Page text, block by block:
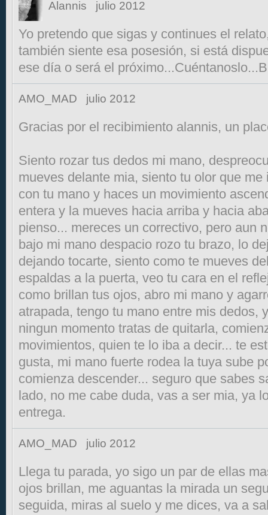
Alannis julio 2012
Yo pretendo que sigas y continues el
también siente esa posesión, si está
ese día o será el
AMO_MAD julio 2012
Gracias por el recibimiento alannis, un
Siento rozar tus dedos mi mano,
mueves delante mia, siento tu olor que
con tu mano y haces un movimiento
entera y la mueves hacia arriba y hacia
pienso... mereces un correctivo, pero aun
bajo mi mano despacio rozo tu brazo, lo
dejando tocarte, siento como te mueves
espaldas a la puerta, veo tu cara en el
como brillan tus ojos, abro mi mano y
atrapada, tengo tu mano entre mis dedos,
ningun momento tratas de quitarla,
movimientos, quien te lo iba a decir... te
gusta, mi mano fuerte rodea la tuya sube
comienza descender... seguro que sabes
lado, no me cabe duda, vas a ser mia, ya
entrega.
AMO_MAD julio 2012
Llega tu parada, yo sigo un par de ellas
ojos brillan, me aguantas la mirada un
seguida, miras al suelo y me dices, va a